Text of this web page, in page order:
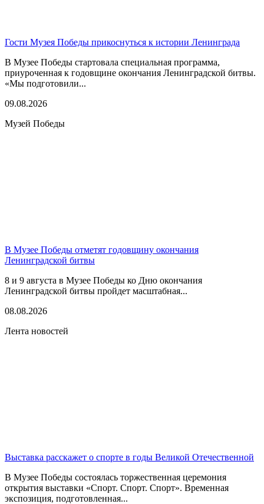
Гости Музея Победы прикоснуться к истории Ленинграда
В Музее Победы стартовала специальная программа,
приуроченная к годовщине окончания Ленинградской битвы.
«Мы подготовили...
09.08.2026
Музей Победы
В Музее Победы отметят годовщину окончания
Ленинградской битвы
8 и 9 августа в Музее Победы ко Дню окончания
Ленинградской битвы пройдет масштабная...
08.08.2026
Лента новостей
Выставка расскажет о спорте в годы Великой Отечественной
В Музее Победы состоялась торжественная церемония
открытия выставки «Спорт. Спорт. Спорт». Временная
экспозиция, подготовленная...